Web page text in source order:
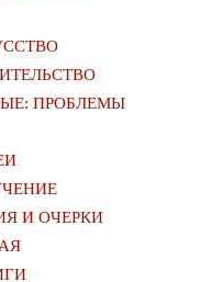
ПРОБЛЕМЫ
И ОЧЕРКИ